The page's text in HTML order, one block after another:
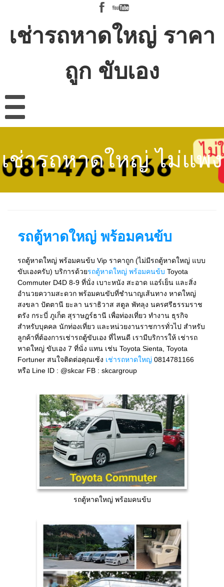
เช่ารถหาดใหญ่ ราคา
ถูก ขับเอง
เช่ารถหาดใหญ่ ไม่แพง
รถตู้หาดใหญ่ พร้อมคนข้บ
รถตู้หาดใหญ่ พร้อมคนข้บ Vip ราคาถูก (ไม่มีรถตู้หาดใหญ่ แบบ
ขับเองครับ) บริการด้วยรถตู้หาดใหญ่ พร้อมคนข้บ Toyota
Commuter D4D 8-9 ที่นั่ง เบาะหนัง สะอาด แอร์เย็น และสิ่ง
อำนวยความสะดวก พร้อมคนขับที่ชำนาญเส้นทาง หาดใหญ่
สงขลา ปัตตานี ยะลา นราธิวาส สตูล พัทลุง นครศรีธรรมราช
ตรัง กระบี่ ภูเก็ต สุราษฎร์ธานี เพื่อท่องเที่ยว ทำงาน ธุรกิจ
สำหรับบุคคล นักท่องเที่ยว และหน่วยงานราชการทั่วไป สำหรับ
ลูกค้าที่ต้องการเช่ารถตู้ขับเอง ที่ไหนดี เรามีบริการให้ เช่ารถ
หาดใหญ่ ขับเอง 7 ที่นั่ง แทน เช่น Toyota Sienta, Toyota
Fortuner สนใจติดต่อคุณเซ้ง เช่ารถหาดใหญ่ 0814781166
หรือ Line ID : @skcar FB : skcargroup
รถตู้หาดใหญ่ พร้อมคนข้บ